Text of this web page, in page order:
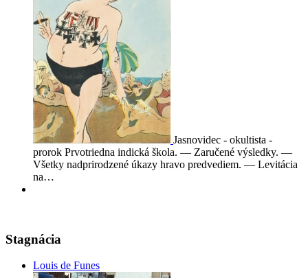
Jasnovidec - okultista -
prorok Prvotriedna indická škola. — Zaručené výsledky. —
Všetky nadprirodzené úkazy hravo predvediem. — Levitácia
na…
Stagnácia
Louis de Funes